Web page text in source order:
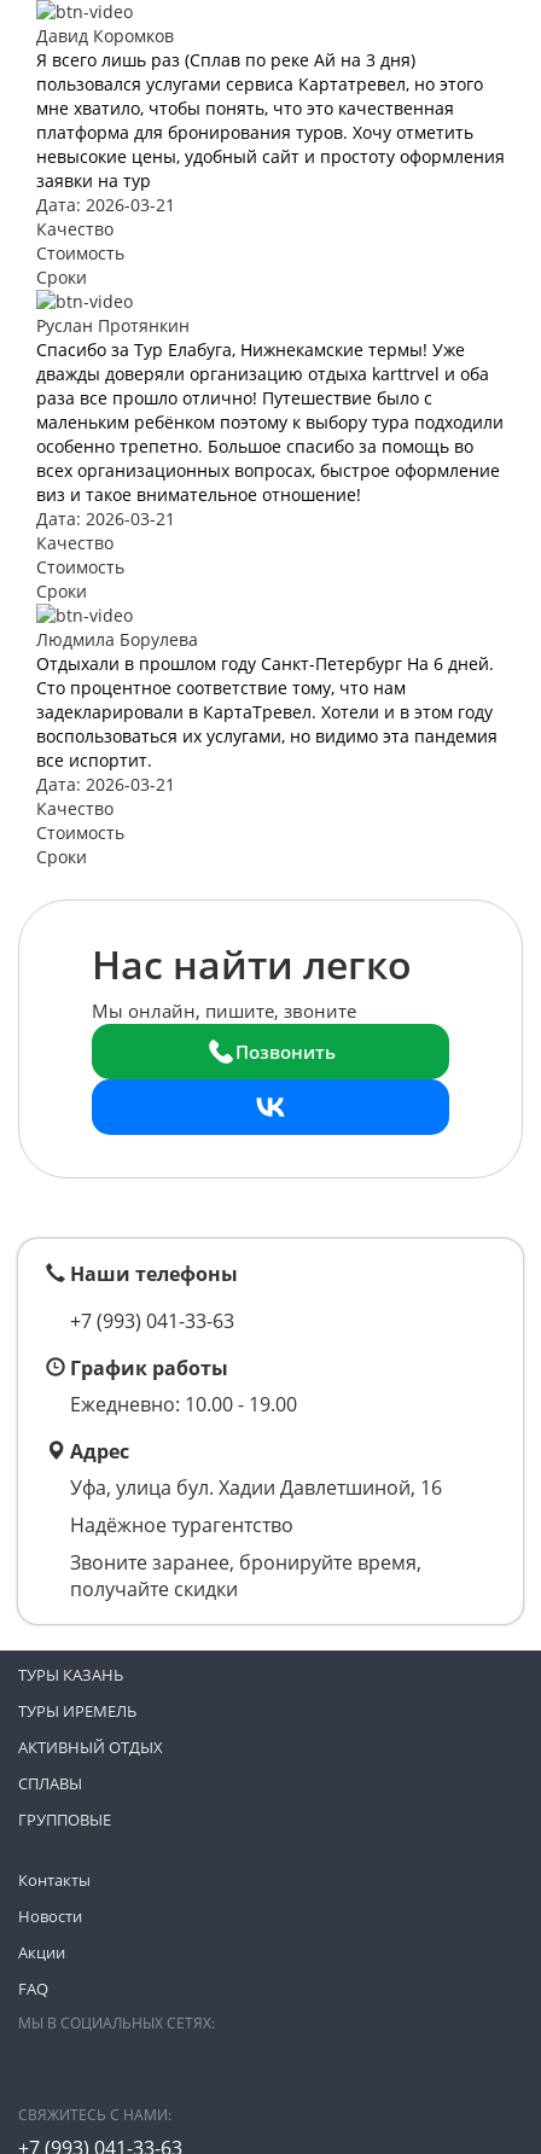
Давид Коромков
Я всего лишь раз (Сплав по реке Ай на 3 дня)
пользовался услугами сервиса Картатревел, но этого
мне хватило, чтобы понять, что это качественная
платформа для бронирования туров. Хочу отметить
невысокие цены, удобный сайт и простоту оформления
заявки на тур
Дата: 2026-03-21
Качество
Стоимость
Сроки
Руслан Протянкин
Спасибо за Тур Елабуга, Нижнекамские термы! Уже
дважды доверяли организацию отдыха karttrvel и оба
раза все прошло отлично! Путешествие было с
маленьким ребёнком поэтому к выбору тура подходили
особенно трепетно. Большое спасибо за помощь во
всех организационных вопросах, быстрое оформление
виз и такое внимательное отношение!
Дата: 2026-03-21
Качество
Стоимость
Сроки
Людмила Борулева
Отдыхали в прошлом году Санкт-Петербург На 6 дней.
Сто процентное соответствие тому, что нам
задекларировали в КартаТревел. Хотели и в этом году
воспользоваться их услугами, но видимо эта пандемия
все испортит.
Дата: 2026-03-21
Качество
Стоимость
Сроки
Нас найти легко
Мы онлайн, пишите, звоните
Позвонить
Наши телефоны
+7 (993) 041-33-63
График работы
Ежедневно: 10.00 - 19.00
Адрес
Уфа, улица бул. Хадии Давлетшиной, 16
Надёжное турагентство
Звоните заранее, бронируйте время,
получайте скидки
Контакты
Новости
Акции
FAQ
ТУРЫ КАЗАНЬ
ТУРЫ ИРЕМЕЛЬ
АКТИВНЫЙ ОТДЫХ
СПЛАВЫ
ГРУППОВЫЕ
МЫ В СОЦИАЛЬНЫХ СЕТЯХ:
СВЯЖИТЕСЬ С НАМИ:
+7 (993) 041-33-63